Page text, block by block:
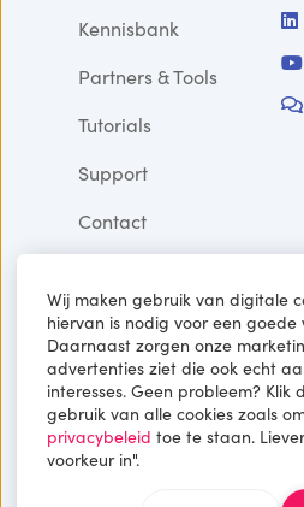
Kennisbank
Partners & Tools
Tutorials
Support
Contact
Schrijf je in voor niet
nieuwsbrief
Ontvang echt
Wij maken gebruik van digitale
hiervan is nodig voor een
Daarnaast zorgen onze
advertenties ziet die ook echt
interesses. Geen probleem? Klik
gebruik van alle cookies zoals
privacybeleid toe te staan.
voorkeur in".